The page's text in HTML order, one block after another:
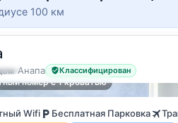
100 км
·Анапа Классифицирован
номер с 1 кроватью
Wifi Бесплатная Парковка